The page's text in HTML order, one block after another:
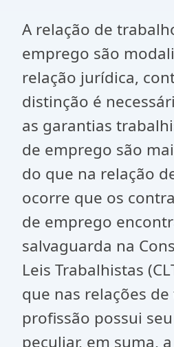
A relação de
emprego são
relação jurídica,
distinção é
as garantias
de emprego são
do que na relação
ocorre que os
de emprego
salvaguarda na
Leis Trabalhistas
que nas relações
profissão possui
peculiar, em suma,